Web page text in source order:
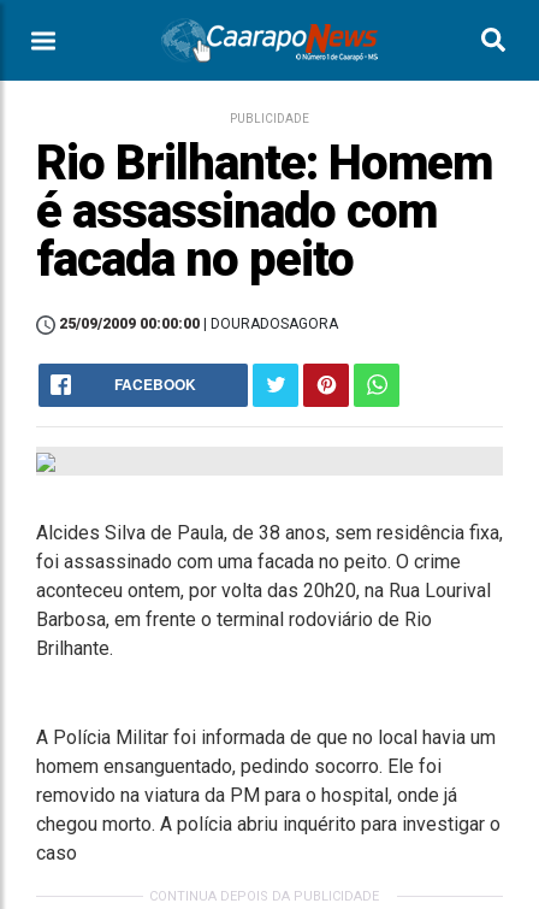
PUBLICIDADE
Rio Brilhante: Homem
é assassinado com
facada no peito
25/09/2009 00:00:00 | DOURADOSAGORA
FACEBOOK
Alcides Silva de Paula, de 38 anos, sem residência fixa,
foi assassinado com uma facada no peito. O crime
aconteceu ontem, por volta das 20h20, na Rua Lourival
Barbosa, em frente o terminal rodoviário de Rio
Brilhante.
A Polícia Militar foi informada de que no local havia um
homem ensanguentado, pedindo socorro. Ele foi
removido na viatura da PM para o hospital, onde já
chegou morto. A polícia abriu inquérito para investigar o
caso
CONTINUA DEPOIS DA PUBLICIDADE